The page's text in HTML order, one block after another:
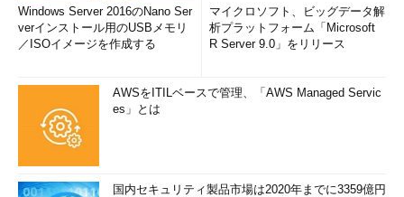
Windows Server 2016のNano Ser
verインストール用のUSBメモリ
／ISOイメージを作成する
マイクロソフト、ビッグデータ解
析プラットフォーム「Microsoft
R Server 9.0」をリリース
AWSをITILベースで管理、「AWS Managed Servic
es」とは
国内セキュリティ製品市場は2020年までに3359億円